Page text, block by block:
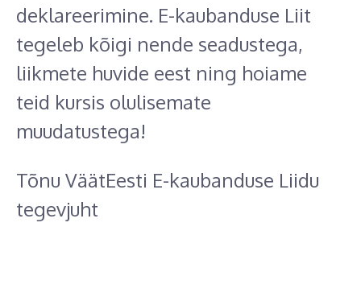
deklareerimine. E-kaubanduse Liit
tegeleb kõigi nende seadustega,
liikmete huvide eest ning hoiame
teid kursis olulisemate
muudatustega!
Tõnu VäätEesti E-kaubanduse Liidu
tegevjuht